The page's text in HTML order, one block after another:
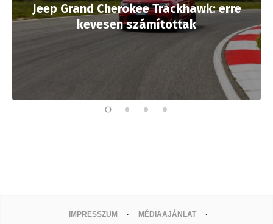
Jeep Grand Cherokee Trackhawk: erre
kevesen számítottak
IMPRESSZUM
MÉDIAAJÁNLAT